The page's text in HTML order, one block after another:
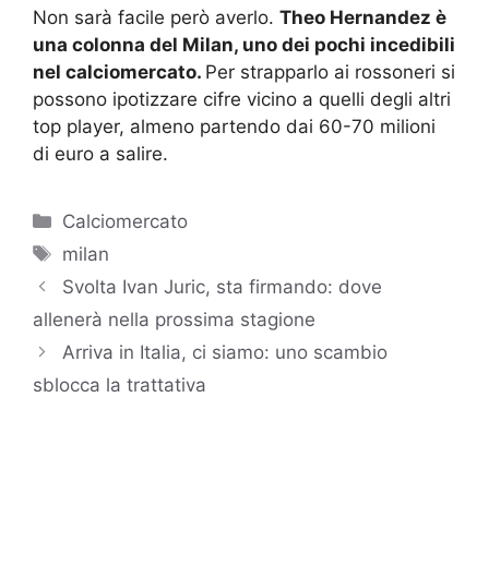
Non sarà facile però averlo. Theo Hernandez è
una colonna del Milan, uno dei pochi incedibili
nel calciomercato. Per strapparlo ai rossoneri si
possono ipotizzare cifre vicino a quelli degli altri
top player, almeno partendo dai 60-70 milioni
di euro a salire.
Categorie
Calciomercato
Tag
milan
Svolta Ivan Juric, sta firmando: dove
allenerà nella prossima stagione
Arriva in Italia, ci siamo: uno scambio
sblocca la trattativa